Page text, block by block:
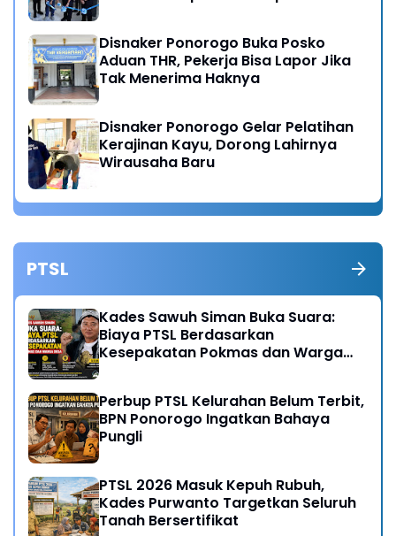
Disnaker Ponorogo Buka Posko
Aduan THR, Pekerja Bisa Lapor Jika
Tak Menerima Haknya
Disnaker Ponorogo Gelar Pelatihan
Kerajinan Kayu, Dorong Lahirnya
Wirausaha Baru
PTSL
Kades Sawuh Siman Buka Suara:
Biaya PTSL Berdasarkan
Kesepakatan Pokmas dan Warga
Perbup PTSL Kelurahan Belum Terbit,
BPN Ponorogo Ingatkan Bahaya
Pungli
PTSL 2026 Masuk Kepuh Rubuh,
Kades Purwanto Targetkan Seluruh
Tanah Bersertifikat